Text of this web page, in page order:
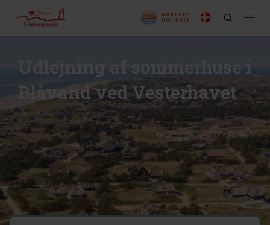
Udlejning af sommerhuse i
Blåvand ved Vesterhavet